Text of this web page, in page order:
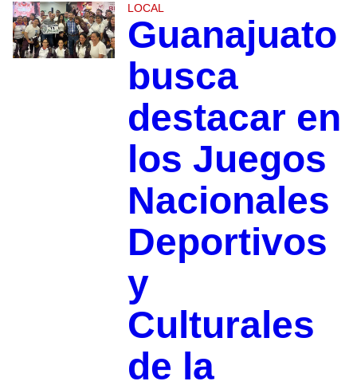
LOCAL
Guanajuato
busca
destacar en
los Juegos
Nacionales
Deportivos
y
Culturales
de la